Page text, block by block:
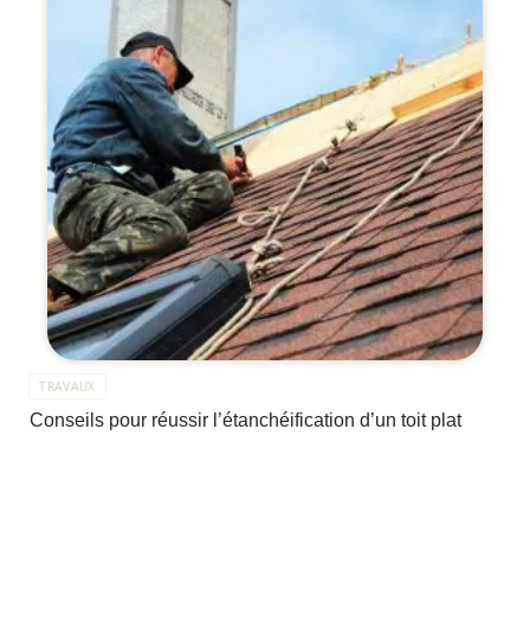
TRAVAUX
Conseils pour réussir l’étanchéification d’un toit plat